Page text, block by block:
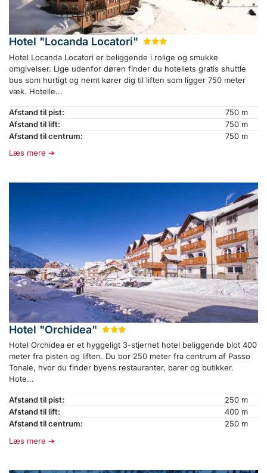
Hotel "Locanda Locatori" ★★
Hotel Locanda Locatori er beliggende i rolige og smukke
omgivelser. Lige udenfor døren finder du hotellets gratis shuttle
bus som hurtigt og nemt kører dig til liften som ligger 750 meter
væk. Hotelle...
Afstand til pist:
750 m
Afstand til lift:
750 m
Afstand til centrum:
750 m
Læs mere
Hotel "Orchidea" ★★
Hotel Orchidea er et hyggeligt 3-stjernet hotel beliggende blot 400
meter fra pisten og liften. Du bor 250 meter fra centrum af Passo
Tonale, hvor du finder byens restauranter, barer og butikker.
Hote...
Afstand til pist:
250 m
Afstand til lift:
400 m
Afstand til centrum:
250 m
Læs mere